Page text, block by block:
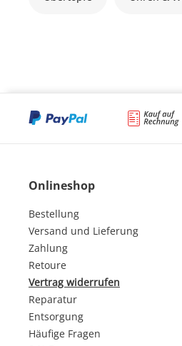
Onlineshop
Bestellung
Versand und Lieferung
Zahlung
Retoure
Vertrag widerrufen
Reparatur
Entsorgung
Häufige Fragen